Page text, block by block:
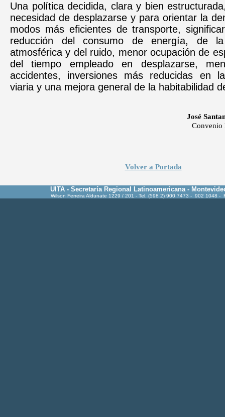
Una política decidida, clara y bien
necesidad de desplazarse y para orientar la
modos más eficientes de transporte,
reducción del consumo de energía, de la
atmosférica y del ruido, menor ocupación de
del tiempo empleado en desplazarse,
accidentes, inversiones más reducidas en
viaria y una mejora general de la habitabilidad
José
Convenio
Volver a Portada
UITA - Secretaría Regional Latinoamericana -
Wilson Ferreira Aldunate 1229 / 201 - Tel. (598 2) 900 7473 - 902 1048 -